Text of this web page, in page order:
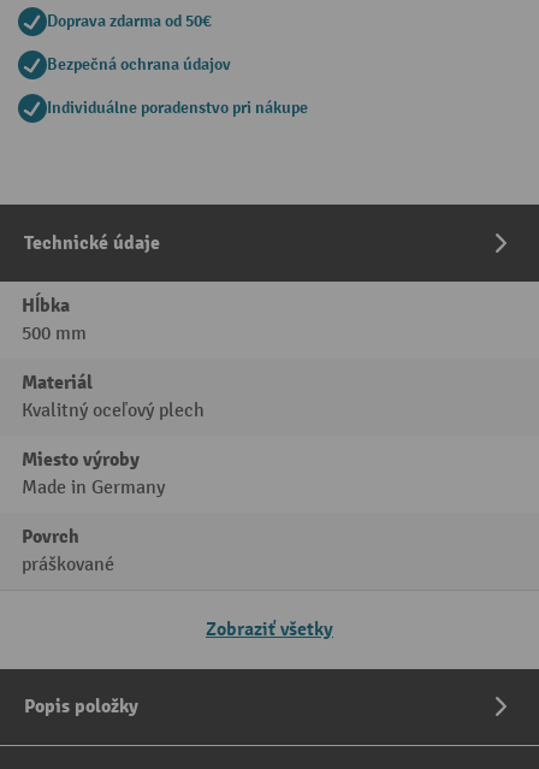
Doprava zdarma od 50€
Bezpečná ochrana údajov
Individuálne poradenstvo pri nákupe
Technické údaje
Hĺbka
500 mm
Materiál
Kvalitný oceľový plech
Miesto výroby
Made in Germany
Povrch
práškované
Zobraziť všetky
Popis položky